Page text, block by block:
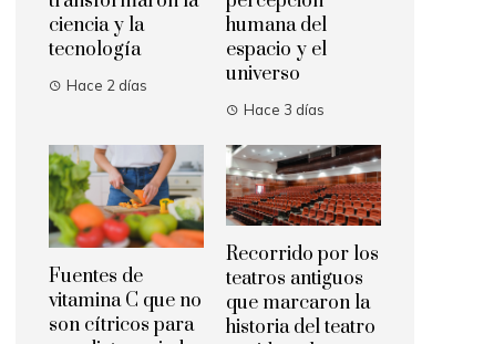
ciencia y la
tecnología
Hace 2 días
humana del
espacio y el
universo
Hace 3 días
Fuentes de
vitamina C que no
son cítricos para
Recorrido por los
teatros antiguos
que marcaron la
historia del teatro